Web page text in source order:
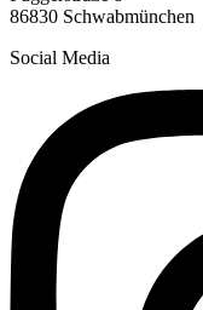
86830 Schwabmünchen
Social Media